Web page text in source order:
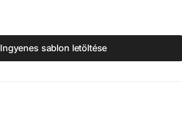
Ingyenes sablon letöltése